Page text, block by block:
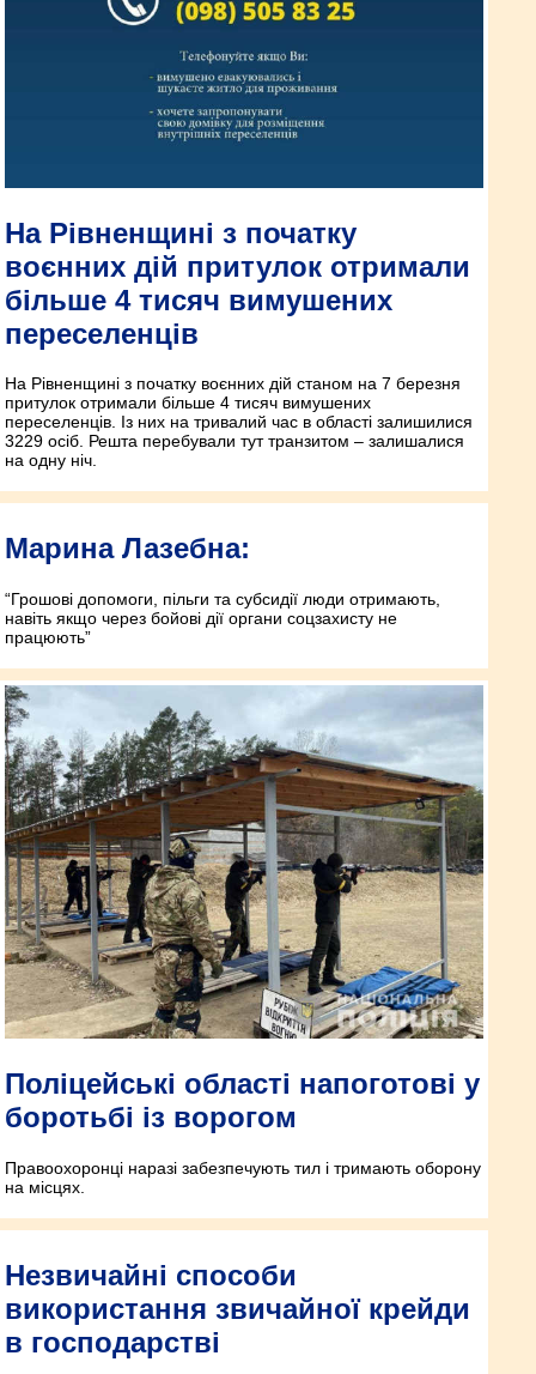
На Рівненщині з початку
воєнних дій притулок отримали
більше 4 тисяч вимушених
переселенців
На Рівненщині з початку воєнних дій станом на 7 березня
притулок отримали більше 4 тисяч вимушених
переселенців. Із них на тривалий час в області залишилися
3229 осіб. Решта перебували тут транзитом – залишалися
на одну ніч.
Марина Лазебна:
“Грошові допомоги, пільги та субсидії люди отримають,
навіть якщо через бойові дії органи соцзахисту не
працюють”
Поліцейські області напоготові у
боротьбі із ворогом
Правоохоронці наразі забезпечують тил і тримають оборону
на місцях.
Незвичайні способи
використання звичайної крейди
в господарстві